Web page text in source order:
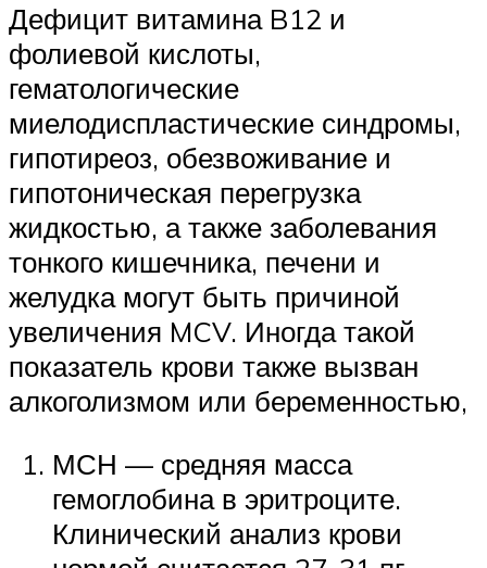
Дефицит витамина B12 и
фолиевой кислоты,
гематологические
миелодиспластические синдромы,
гипотиреоз, обезвоживание и
гипотоническая перегрузка
жидкостью, а также заболевания
тонкого кишечника, печени и
желудка могут быть причиной
увеличения MCV. Иногда такой
показатель крови также вызван
алкоголизмом или беременностью,
МСН — средняя масса
гемоглобина в эритроците.
Клинический анализ крови